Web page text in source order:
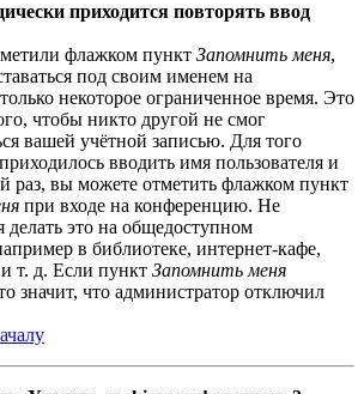
приходится повторять ввод
флажком пункт Запомнить меня,
под своим именем на
некоторое ограниченное время. Это
чтобы никто другой не смог
вашей учётной записью. Для того
вводить имя пользователя и
раз, вы можете отметить флажком пункт
при входе на конференцию. Не
делать это на общедоступном
в библиотеке, интернет-кафе,
т. д. Если пункт Запомнить меня
значит, что администратор отключил